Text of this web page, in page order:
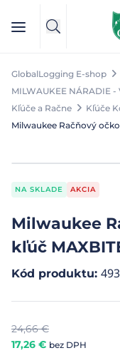
GlobalLogging E-shop
MILWAUKEE NÁRADIE -
Kľúče a Račne
Kľúče
Milwaukee Račňový
NA SKLADE AKCIA
Milwaukee
kľúč
Kód produktu:
24,66€
17,26 € bez DPH